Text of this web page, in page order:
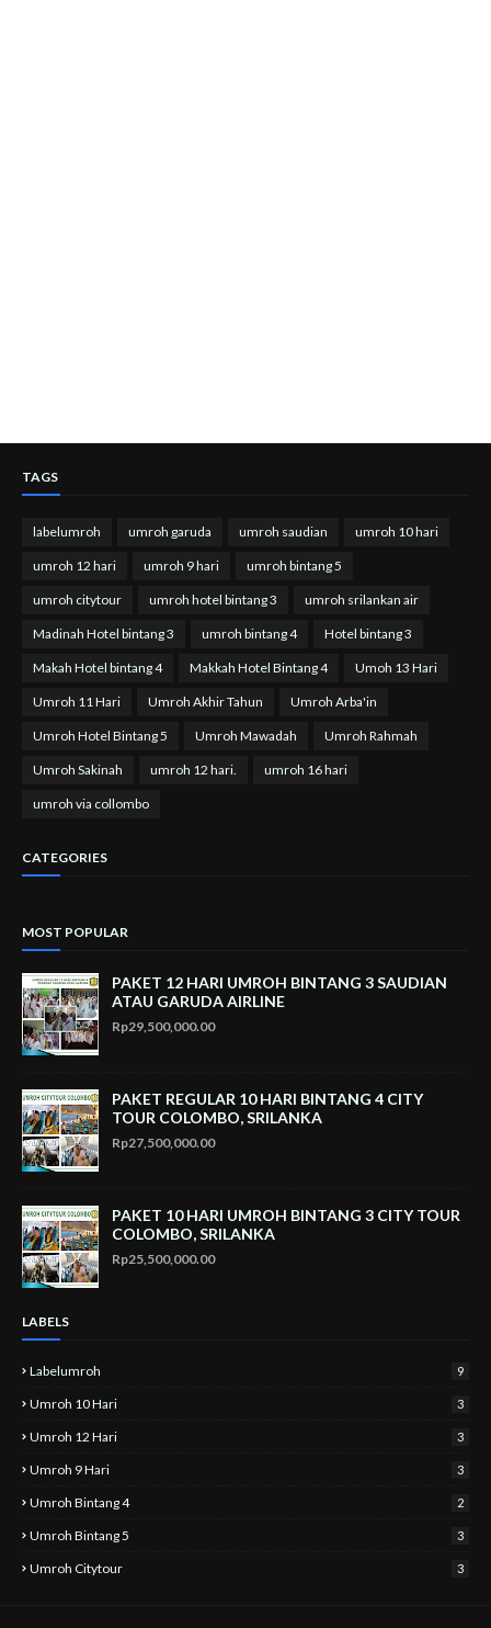
TAGS
labelumroh umroh garuda umroh saudian umroh 10 hari
umroh 12 hari umroh 9 hari umroh bintang 5
umroh citytour umroh hotel bintang 3 umroh srilankan air
Madinah Hotel bintang 3 umroh bintang 4 Hotel bintang 3
Makah Hotel bintang 4 Makkah Hotel Bintang 4 Umoh 13 Hari
Umroh 11 Hari Umroh Akhir Tahun Umroh Arba'in
Umroh Hotel Bintang 5 Umroh Mawadah Umroh Rahmah
Umroh Sakinah umroh 12 hari. umroh 16 hari
umroh via collombo
CATEGORIES
MOST POPULAR
PAKET 12 HARI UMROH BINTANG 3 SAUDIAN
ATAU GARUDA AIRLINE
Rp29,500,000.00
PAKET REGULAR 10 HARI BINTANG 4 CITY
TOUR COLOMBO, SRILANKA
Rp27,500,000.00
PAKET 10 HARI UMROH BINTANG 3 CITY TOUR
COLOMBO, SRILANKA
Rp25,500,000.00
LABELS
Labelumroh 9
Umroh 10 Hari 3
Umroh 12 Hari 3
Umroh 9 Hari 3
Umroh Bintang 4 2
Umroh Bintang 5 3
Umroh Citytour 3